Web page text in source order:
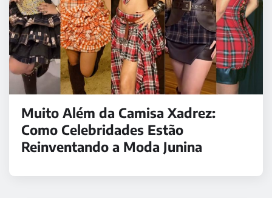
Muito Além da Camisa Xadrez:
Como Celebridades Estão
Reinventando a Moda Junina